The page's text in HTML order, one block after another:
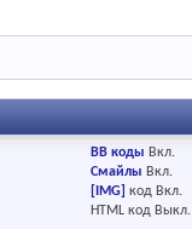
BB коды Вкл.
Смайлы Вкл.
[IMG] код Вкл.
HTML код Выкл.